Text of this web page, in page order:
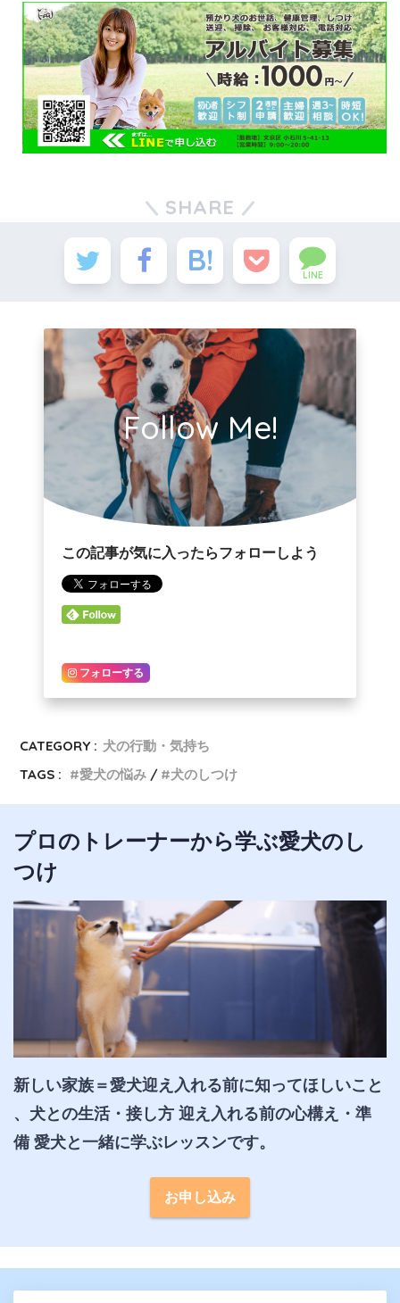
SHARE
LINE
Follow Me!
この記事が気に入ったらフォローしよう
フォローする
CATEGORY : 犬の行動・気持ち
TAGS :
愛犬の悩み 犬のしつけ
プロのトレーナーから学ぶ愛犬のし
つけ
新しい家族＝愛犬迎え入れる前に知ってほしいこと
、犬との生活・接し方 迎え入れる前の心構え・準
備 愛犬と一緒に学ぶレッスンです。
お申し込み